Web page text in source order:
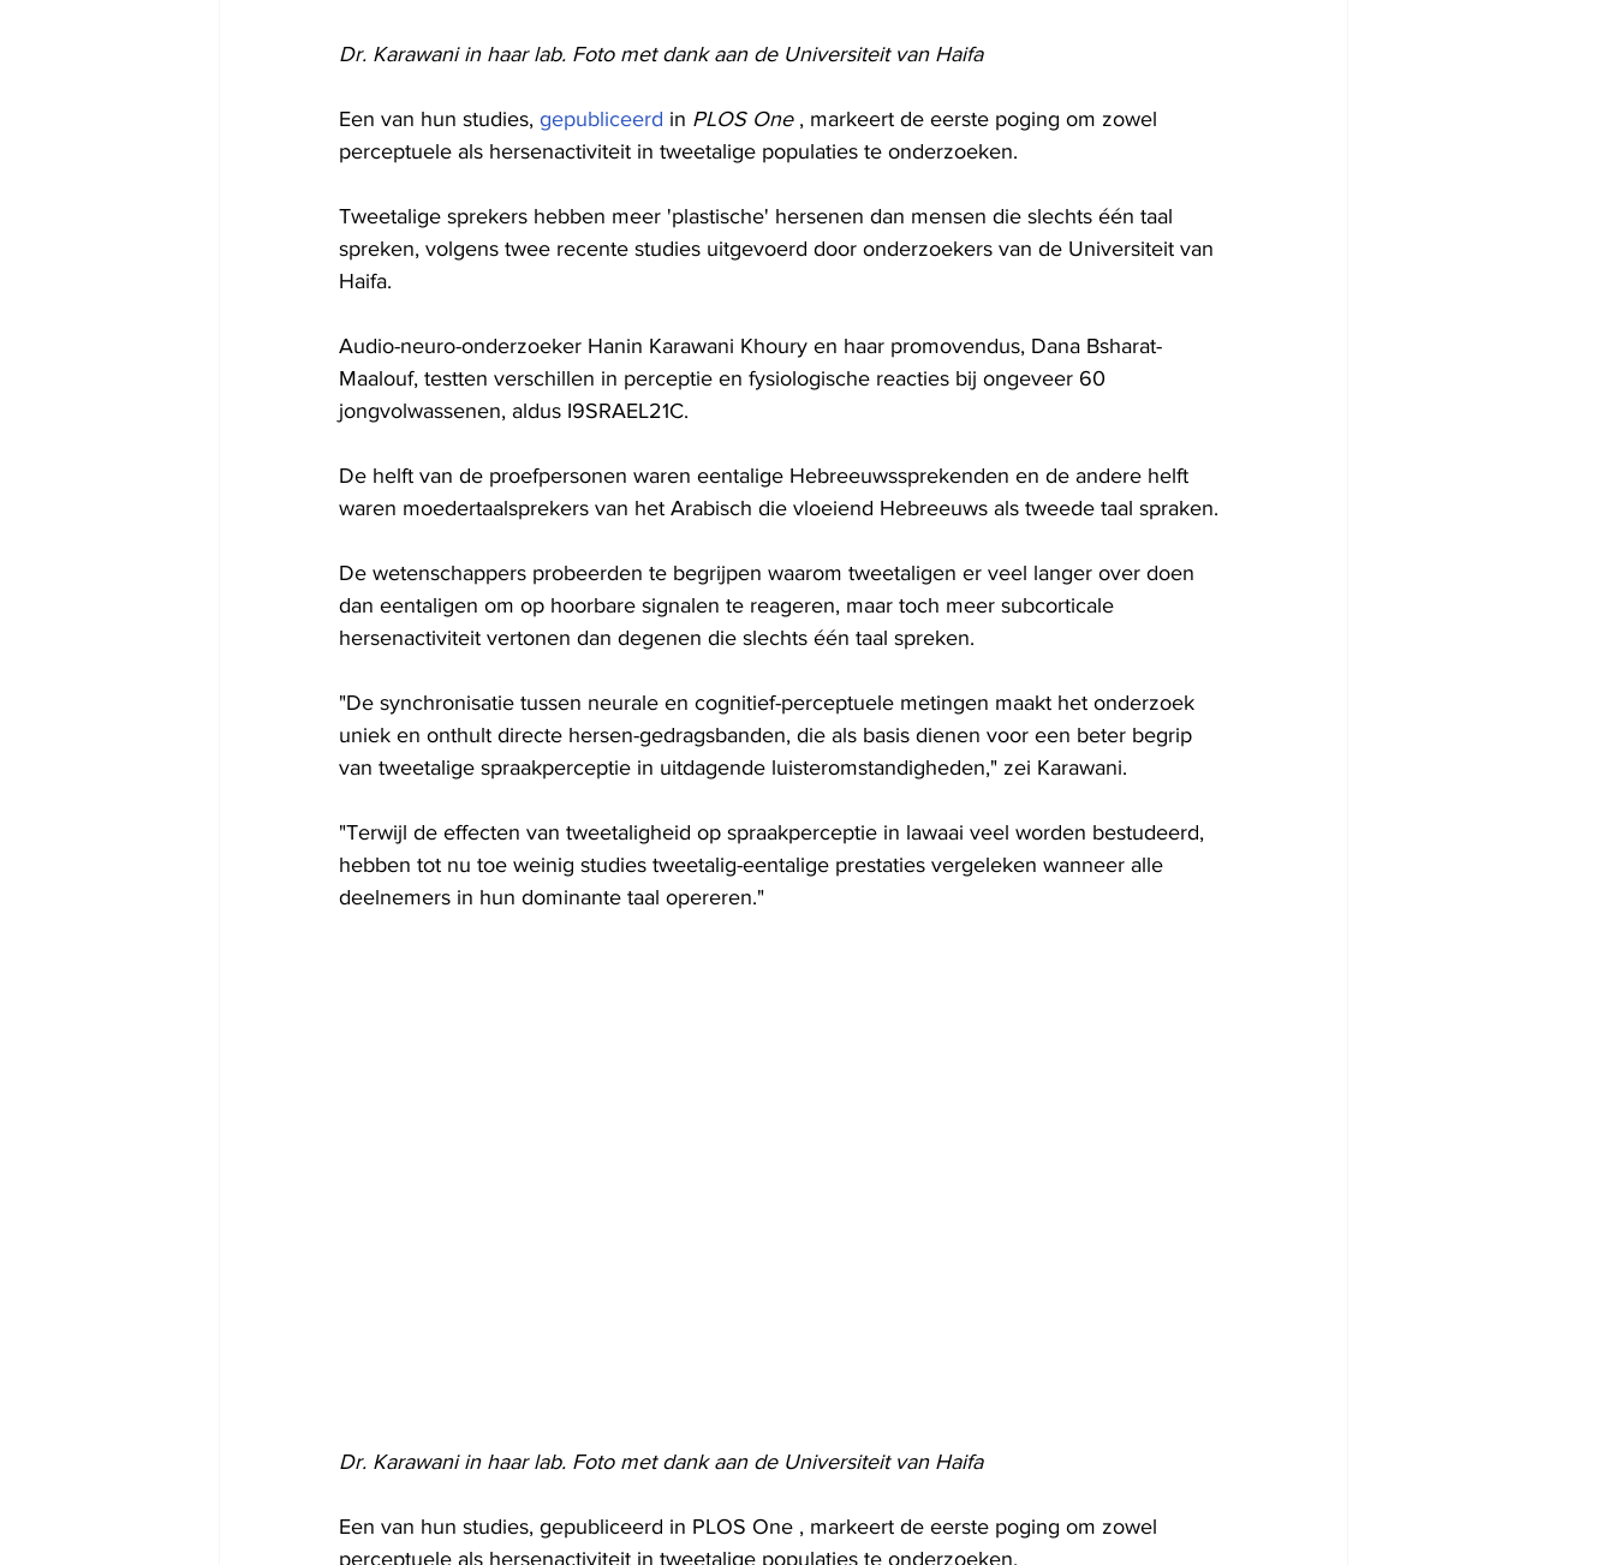
Dr. Karawani in haar lab. Foto met dank aan de Universiteit van Haifa
Een van hun studies, gepubliceerd in PLOS One , markeert de eerste poging om zowel
perceptuele als hersenactiviteit in tweetalige populaties te onderzoeken.
Tweetalige sprekers hebben meer 'plastische' hersenen dan mensen die slechts één taal
spreken, volgens twee recente studies uitgevoerd door onderzoekers van de Universiteit van
Haifa.
Audio-neuro-onderzoeker Hanin Karawani Khoury en haar promovendus, Dana Bsharat-
Maalouf, testten verschillen in perceptie en fysiologische reacties bij ongeveer 60
jongvolwassenen, aldus I9SRAEL21C.
De helft van de proefpersonen waren eentalige Hebreeuwssprekenden en de andere helft
waren moedertaalsprekers van het Arabisch die vloeiend Hebreeuws als tweede taal spraken.
De wetenschappers probeerden te begrijpen waarom tweetaligen er veel langer over doen
dan eentaligen om op hoorbare signalen te reageren, maar toch meer subcorticale
hersenactiviteit vertonen dan degenen die slechts één taal spreken.
"De synchronisatie tussen neurale en cognitief-perceptuele metingen maakt het onderzoek
uniek en onthult directe hersen-gedragsbanden, die als basis dienen voor een beter begrip
van tweetalige spraakperceptie in uitdagende luisteromstandigheden," zei Karawani.
"Terwijl de effecten van tweetaligheid op spraakperceptie in lawaai veel worden bestudeerd,
hebben tot nu toe weinig studies tweetalig-eentalige prestaties vergeleken wanneer alle
deelnemers in hun dominante taal opereren."
Dr. Karawani in haar lab. Foto met dank aan de Universiteit van Haifa
Een van hun studies, gepubliceerd in PLOS One , markeert de eerste poging om zowel
perceptuele als hersenactiviteit in tweetalige populaties te onderzoeken.